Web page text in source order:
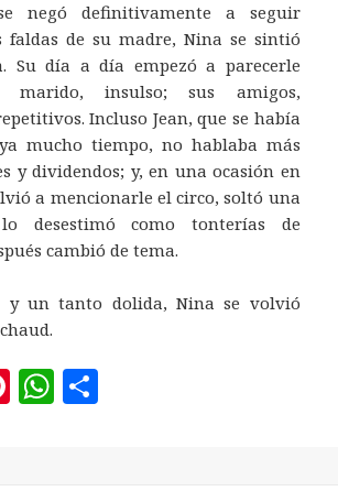
negó definitivamente a seguir
faldas de su madre, Nina se sintió
Su día a día empezó a parecerle
marido, insulso; sus amigos,
Incluso Jean, que se había
mucho tiempo, no hablaba más
y dividendos; y, en una ocasión en
a mencionarle el circo, soltó una
desestimó como tonterías de
cambió de tema.
y un tanto dolida, Nina se volvió
Pi W